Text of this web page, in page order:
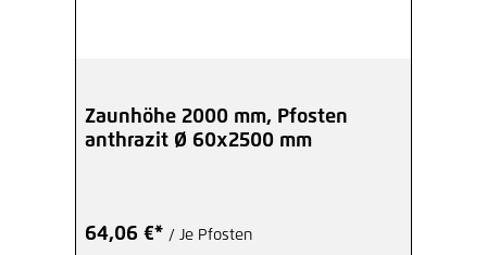
Zaunhöhe 2000 mm, Pfosten
anthrazit Ø 60x2500 mm
64,06 €* / Je Pfosten